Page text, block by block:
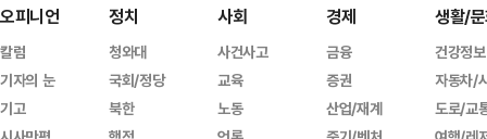
오피니언
칼럼
기자의 눈
기고
정치
청와대
국회/정당
북한
사회
사건사고
교육
노동
경제
금융
증권
산업/재계
생활/
건강정보
자동차/
도로/교